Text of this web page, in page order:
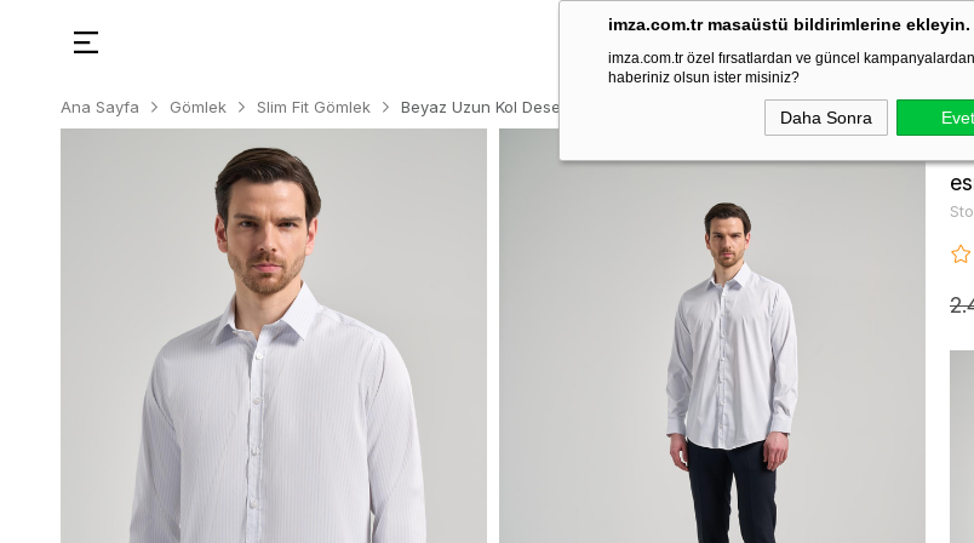
imza.com.tr masaüstü bildirimlerine ekleyin.
imza.com.tr özel fırsatlardan ve güncel kampanyalardan
haberiniz olsun ister misiniz?
Daha Sonra Evet
Ana Sayfa Gömlek Slim Fit Gömlek Beyaz Uzun Kol Desen Yarım İtalyan Yaka Cepsiz esnek Classic Slim Fit